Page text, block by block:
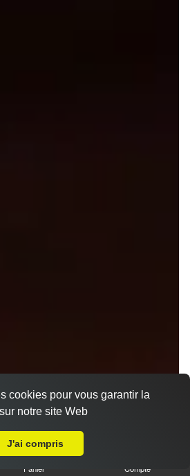
Panier Compte
cookies pour vous garantir la
notre site Web
J'ai compris